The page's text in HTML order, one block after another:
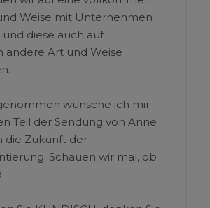
Weise mit Unternehmen
diese auch auf
andere Art und Weise
wünsche ich mir
Teil der Sendung von Anne
die Zukunft der
Schauen wir mal, ob